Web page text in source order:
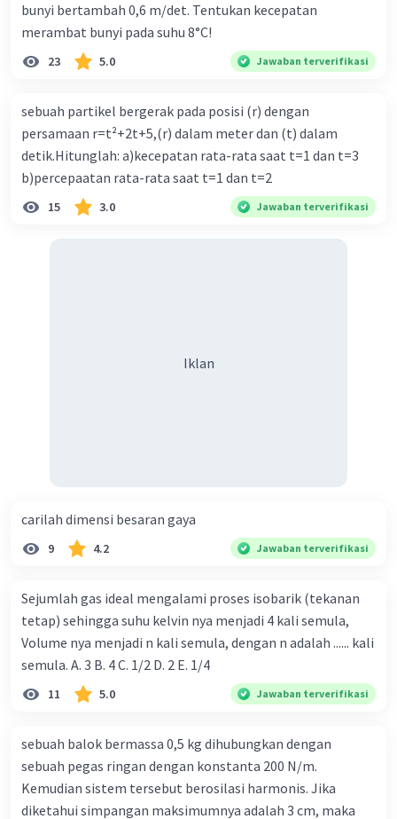
bunyi bertambah 0,6 m/det. Tentukan kecepatan
merambat bunyi pada suhu 8°C!
23 5.0 Jawaban terverifikasi
sebuah partikel bergerak pada posisi (r) dengan
persamaan r=t²+2t+5,(r) dalam meter dan (t) dalam
detik.Hitunglah: a)kecepatan rata-rata saat t=1 dan t=3
b)percepaatan rata-rata saat t=1 dan t=2
15 3.0 Jawaban terverifikasi
Iklan
carilah dimensi besaran gaya
9 4.2 Jawaban terverifikasi
Sejumlah gas ideal mengalami proses isobarik (tekanan
tetap) sehingga suhu kelvin nya menjadi 4 kali semula,
Volume nya menjadi n kali semula, dengan n adalah ...... kali
semula. A. 3 B. 4 C. 1/2 D. 2 E. 1/4
11 5.0 Jawaban terverifikasi
sebuah balok bermassa 0,5 kg dihubungkan dengan
sebuah pegas ringan dengan konstanta 200 N/m.
Kemudian sistem tersebut berosilasi harmonis. Jika
diketahui simpangan maksimumnya adalah 3 cm, maka